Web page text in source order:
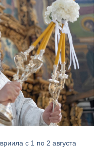
с 1 по 2 августа